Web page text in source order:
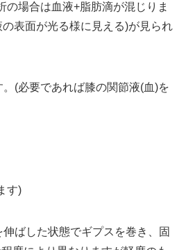
場合は血液+脂肪滴が混じりま
表面が光る様に見える)が見られ
(必要であれば膝の関節液(血)を
す)
ばした状態でギプスを巻き、固